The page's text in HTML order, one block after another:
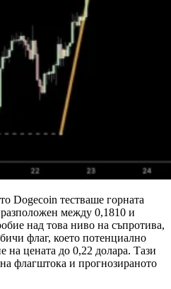
Dogecoin тестваше горната
между 0,1810 и
над това ниво на съпротива,
флаг, което потенциално
цената до 0,22 долара. Тази
флагштока и прогнозираното